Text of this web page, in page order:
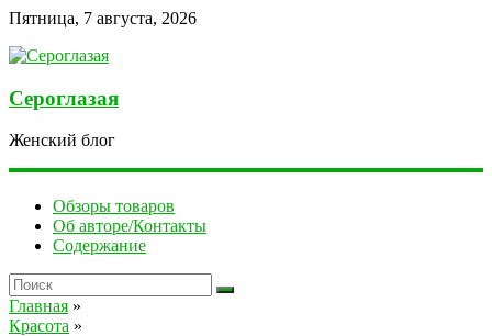
Пятница, 7 августа, 2026
Сероглазая
Женский блог
Обзоры товаров
Об авторе/Контакты
Содержание
Главная »
Красота »